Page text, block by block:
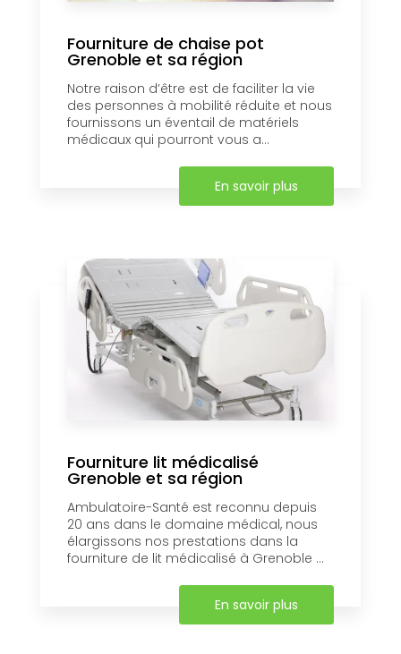
Fourniture de chaise pot
Grenoble et sa région
Notre raison d’être est de faciliter la vie
des personnes à mobilité réduite et nous
fournissons un éventail de matériels
médicaux qui pourront vous a...
En savoir plus
Fourniture lit médicalisé
Grenoble et sa région
Ambulatoire-Santé est reconnu depuis
20 ans dans le domaine médical, nous
élargissons nos prestations dans la
fourniture de lit médicalisé à Grenoble ...
En savoir plus